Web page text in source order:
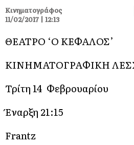
Κινηματογράφος
11/02/2017 | 12:13
ΘΕΑΤΡΟ ‘Ο ΚΕΦΑΛΟΣ’
ΚΙΝΗΜΑΤΟΓΡΑΦΙΚΗ
Τρίτη 14 Φεβρουαρίου
Έναρξη 21:15
Frantz